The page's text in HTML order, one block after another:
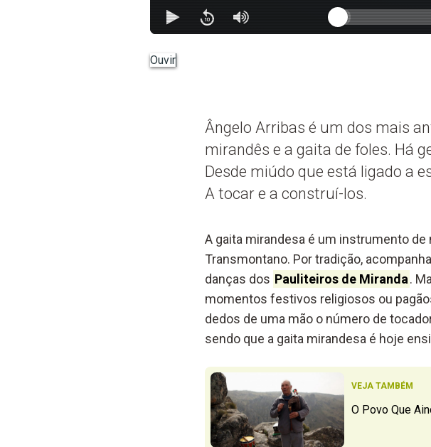
Ouvir
Ângelo Arribas é um dos mais
mirandês e a gaita de foles. Há
Desde miúdo que está ligado a
A tocar e a construí-los.
A gaita mirandesa é um instrumento
Transmontano. Por tradição,
danças dos Pauliteiros de Miranda.
momentos festivos religiosos ou
dedos de uma mão o número de
sendo que a gaita mirandesa é hoje
VEJA TAMBÉM
O Povo Que